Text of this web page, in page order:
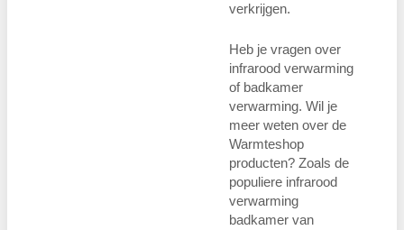
verkrijgen.
Heb je vragen over
infrarood verwarming
of badkamer
verwarming. Wil je
meer weten over de
Warmteshop
producten? Zoals de
populiere infrarood
verwarming
badkamer van